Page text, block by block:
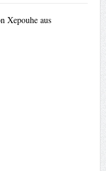
Xepouhe aus